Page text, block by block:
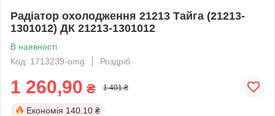
Радіатор охолодження 21213 Тайга (21213-
1301012) ДК 21213-1301012
В наявності
Код: 1713239-omg
Роздріб
1 260,90 ₴ 1 401 ₴
Економія 140.10 ₴